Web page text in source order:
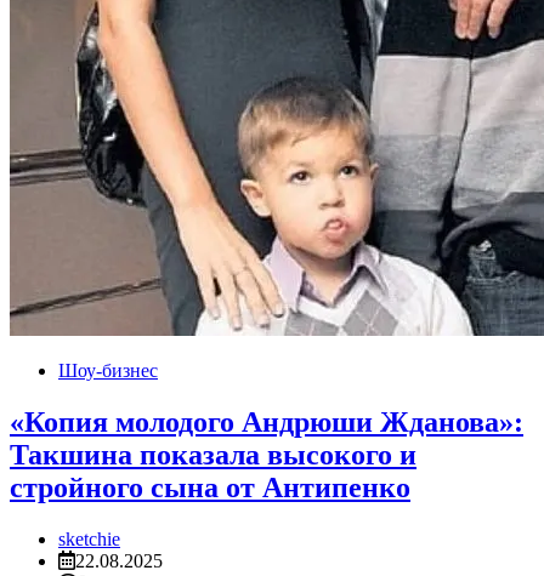
Шоу-бизнес
«Копия молодого Андрюши Жданова»:
Такшина показала высокого и
стройного сына от Антипенко
sketchie
22.08.2025